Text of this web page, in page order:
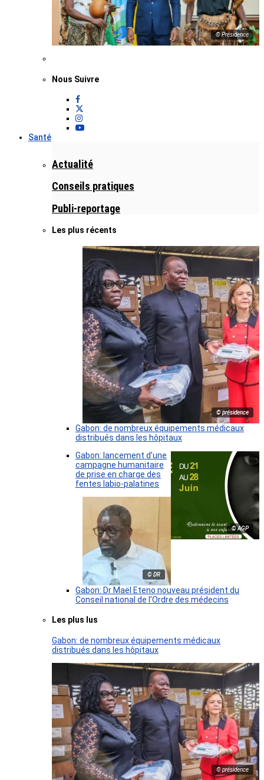
© Présidence
Nous Suivre
Santé
Actualité
Conseils pratiques
Publi-reportage
Les plus récents
© présidence
Gabon: de nombreux équipements médicaux
distribués dans les hôpitaux
© AGP
Gabon: lancement d’une
campagne humanitaire
de prise en charge des
fentes labio-palatines
© DR
Gabon: Dr Maël Eteno nouveau président du
Conseil national de l’Ordre des médecins
Les plus lus
Gabon: de nombreux équipements médicaux
distribués dans les hôpitaux
© présidence